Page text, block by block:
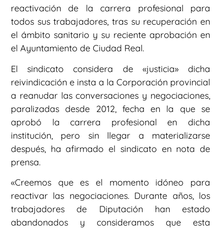
reactivación de la carrera profesional para
todos sus trabajadores, tras su recuperación en
el ámbito sanitario y su reciente aprobación en
el Ayuntamiento de Ciudad Real.
El sindicato considera de «justicia» dicha
reivindicación e insta a la Corporación provincial
a reanudar las conversaciones y negociaciones,
paralizadas desde 2012, fecha en la que se
aprobó la carrera profesional en dicha
institución, pero sin llegar a materializarse
después, ha afirmado el sindicato en nota de
prensa.
«Creemos que es el momento idóneo para
reactivar las negociaciones. Durante años, los
trabajadores de Diputación han estado
abandonados y consideramos que esta